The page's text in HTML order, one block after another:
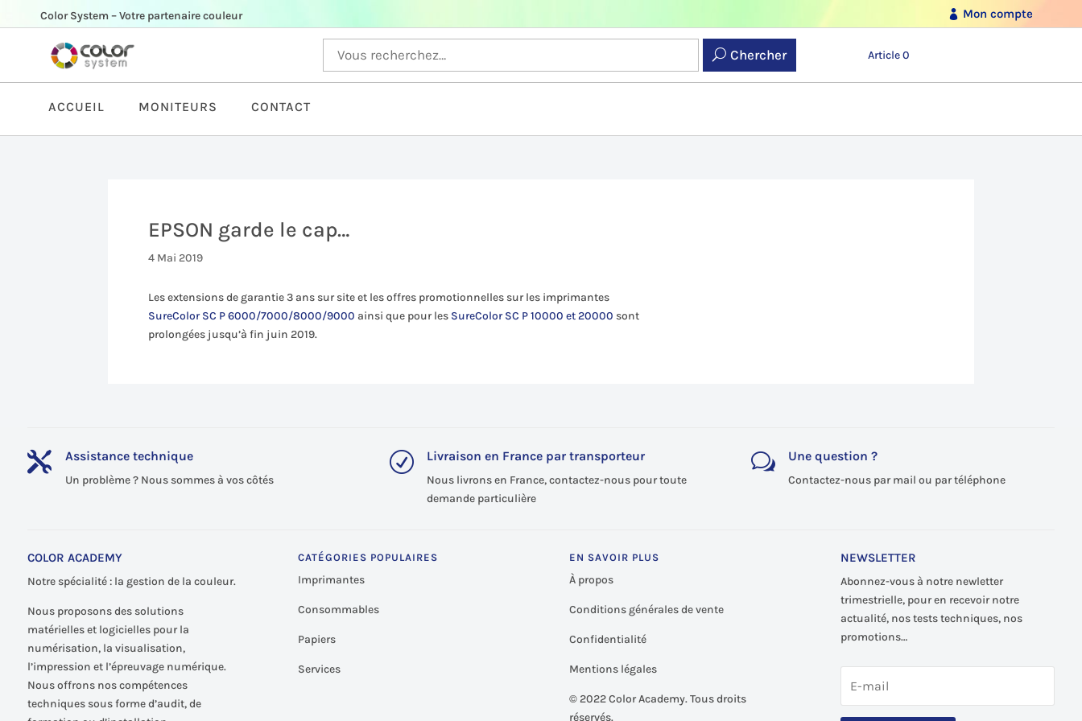
Color System – Votre partenaire couleur Mon compte
Chercher Article 0
ACCUEIL MONITEURS CONTACT
EPSON garde le cap…
4 Mai 2019
Les extensions de garantie 3 ans sur site et les offres promotionnelles sur les imprimantes
SureColor SC P 6000/7000/8000/9000 ainsi que pour les SureColor SC P 10000 et 20000 sont
prolongées jusqu’à fin juin 2019.
 Assistance technique
Un problème ? Nous sommes à vos côtés
R Livraison en France par transporteur
Nous livrons en France, contactez-nous pour toute
demande particulière
w Une question ?
Contactez-nous par mail ou par téléphone
COLOR ACADEMY
Notre spécialité : la gestion de la couleur.
Nous proposons des solutions
matérielles et logicielles pour la
numérisation, la visualisation,
l’impression et l’épreuvage numérique.
Nous offrons nos compétences
techniques sous forme d’audit, de
CATÉGORIES POPULAIRES
Imprimantes
Consommables
Papiers
Services
EN SAVOIR PLUS
À propos
Conditions générales de vente
Confidentialité
Mentions légales
© 2022 Color Academy. Tous droits
réservés.
NEWSLETTER
Abonnez-vous à notre newletter
trimestrielle, pour en recevoir notre
actualité, nos tests techniques, nos
promotions…